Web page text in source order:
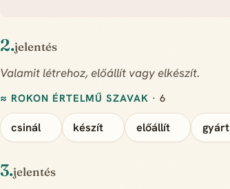
2.jelentés
Valamit létrehoz, előállít vagy elkészít.
≈ ROKON ÉRTELMŰ SZAVAK · 6
csinál készít előállít gyárt
3.jelentés